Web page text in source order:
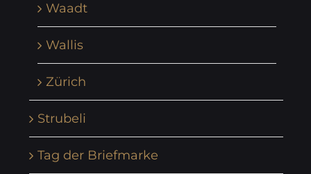
Waadt
Wallis
Zürich
Strubeli
Tag der Briefmarke